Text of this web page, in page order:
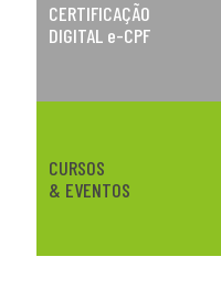
CERTIFICAÇÃO
DIGITAL e-CPF
CURSOS
& EVENTOS